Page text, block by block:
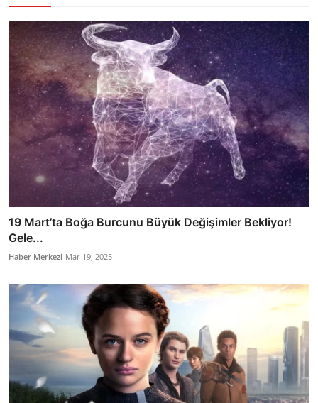
19 Mart’ta Boğa Burcunu Büyük Değişimler Bekliyor!
Gele...
Haber Merkezi Mar 19, 2025